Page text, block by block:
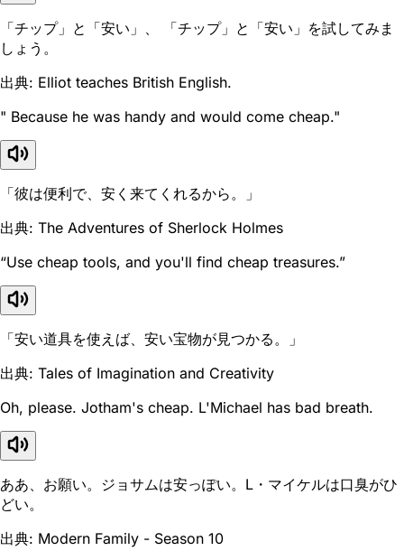
「チップ」と「安い」、 「チップ」と「安い」を試してみま
しょう。
出典: Elliot teaches British English.
" Because he was handy and would come cheap."
「彼は便利で、安く来てくれるから。」
出典: The Adventures of Sherlock Holmes
“Use cheap tools, and you'll find cheap treasures.”
「安い道具を使えば、安い宝物が見つかる。」
出典: Tales of Imagination and Creativity
Oh, please. Jotham's cheap. L'Michael has bad breath.
ああ、お願い。ジョサムは安っぽい。L・マイケルは口臭がひ
どい。
出典: Modern Family - Season 10